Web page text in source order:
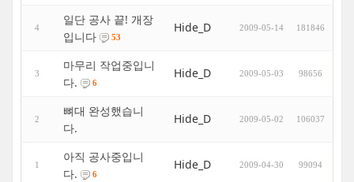
4
일단 공사 끝! 개장
입니다
53
Hide_D 2009-05-14 181846
3
마무리 작업중입니
다.
6
Hide_D 2009-05-03 98656
2
뼈대 완성했습니
다.
Hide_D 2009-05-02 106037
1
아직 공사중입니
다.
6
Hide_D 2009-04-30 99094